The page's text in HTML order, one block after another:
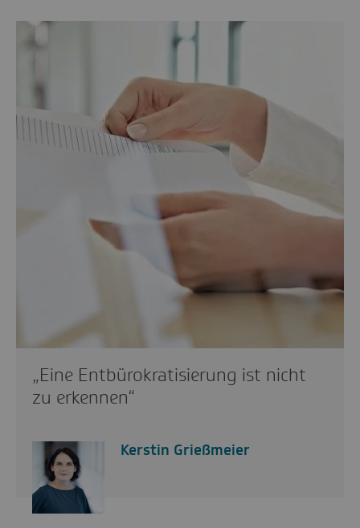
„Eine Entbürokratisierung ist nicht
zu erkennen“
Kerstin Grießmeier